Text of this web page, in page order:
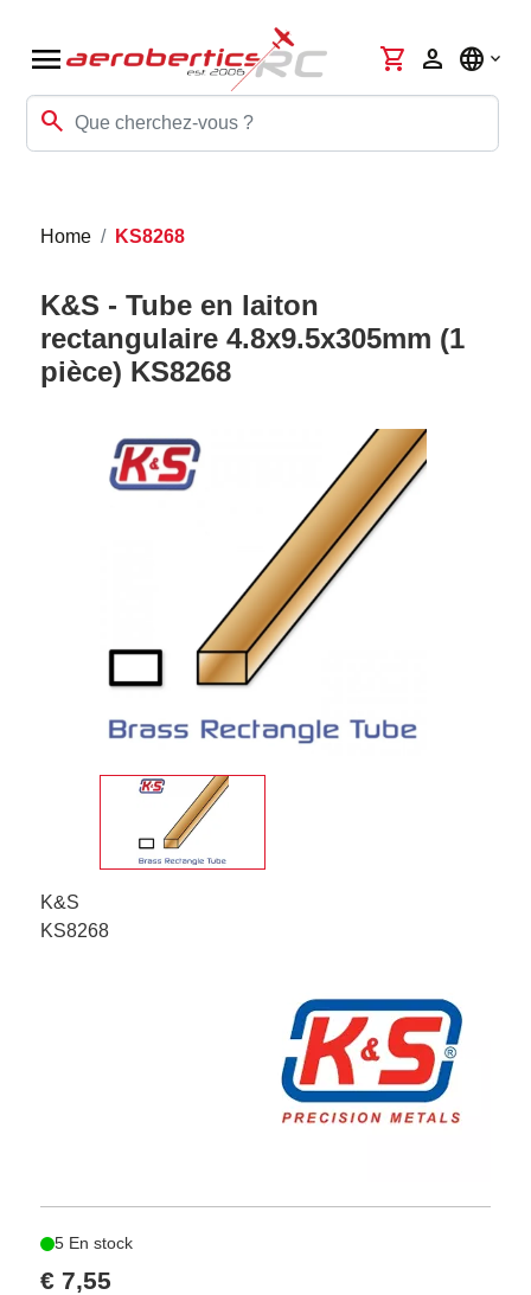
menu
search
shopping_cart person language
Home KS8268
K&S - Tube en laiton
rectangulaire 4.8x9.5x305mm (1
pièce) KS8268
K&S
KS8268
5 En stock
€ 7,55